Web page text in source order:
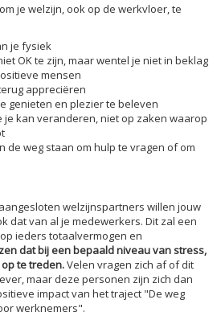
je welzijn, ook op de werkvloer, te
je fysiek
OK te zijn, maar wentel je niet in beklag
mensen
appreciëren
genieten en plezier te beleven
je kan veranderen, niet op zaken waarop
de weg staan om hulp te vragen of om
welzijnspartners willen jouw
dat van al je medewerkers. Dit zal een
ieders totaalvermogen en
dat bij een bepaald niveau van stress,
te treden.Velen vragen zich af of dit
maar deze personen zijn zich dan
impact van het traject "De weg
werknemers".